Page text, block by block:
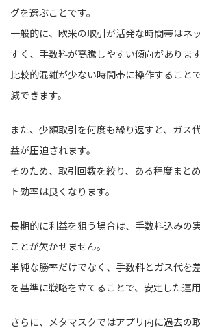
グを選ぶことです。
一般的に、欧米の取引が活発な時間帯はネ
すく、手数料が高騰しやすい傾向があります
比較的混雑が少ない時間帯に操作すること
減できます。
また、少額取引を何度も繰り返すと、ガス
益が圧迫されます。
そのため、取引回数を絞り、ある程度まと
ト効率は良くなります。
長期的に利益を狙う場合は、手数料込みの
ことが欠かせません。
単純な勝率だけでなく、手数料とガス代を
を基準に戦略を立てることで、安定した運
さらに、メタマスクではアプリ内に過去の